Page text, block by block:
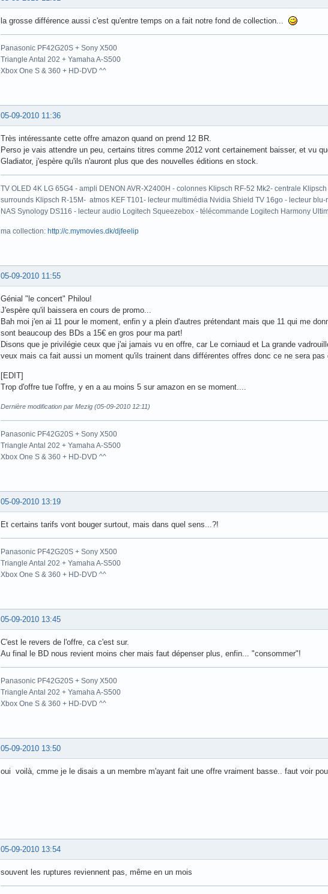
la grosse différence aussi c'est qu'entre temps on a fait notre fond de collection...
Panasonic PF42G20S + Sony X500
Triangle Antal 202 + Yamaha A-S500
Xbox One S & 360 + HD-DVD ^^
05-09-2010 11:36
Très intéressante cette offre amazon quand on prend 12 BR.
Perso je vais attendre un peu, certains titres comme 2012 vont certainement baisser, et vu
Gladiator, j'espère qu'ils n'auront plus que des nouvelles éditions en stock.
TV OLED 4K LG 65G4 - ampli DENON AVR-X2400H - colonnes Klipsch RF-52 Mk2- centrale
surrounds Klipsch R-15M- atmos KEF T101- lecteur multimédia Nvidia Shield TV 16go - lecteur
NAS Synology DS116 - lecteur audio Logitech Squeezebox - télécommande Logitech Harmony
ma collection: http://c.mymovies.dk/djfeelip
05-09-2010 11:55
Génial "le concert" Philou!
J'espère qu'il baissera en cours de promo...
Bah moi j'en ai 11 pour le moment, enfin y a plein d'autres prétendant mais que 11 qui me
sont beaucoup des BDs a 15€ en gros pour ma part!
Disons que je privilégie ceux que j'ai jamais vu en offre, car Le corniaud et La grande
veux mais ca fait aussi un moment qu'ils trainent dans différentes offres donc ce ne sera pas
[EDIT]
Trop d'offre tue l'offre, y en a au moins 5 sur amazon en se moment....
Dernière modification par Mezig (05-09-2010 12:11)
Panasonic PF42G20S + Sony X500
Triangle Antal 202 + Yamaha A-S500
Xbox One S & 360 + HD-DVD ^^
05-09-2010 13:19
Et certains tarifs vont bouger surtout, mais dans quel sens...?!
Panasonic PF42G20S + Sony X500
Triangle Antal 202 + Yamaha A-S500
Xbox One S & 360 + HD-DVD ^^
05-09-2010 13:45
C'est le revers de l'offre, ca c'est sur.
Au final le BD nous revient moins cher mais faut dépenser plus, enfin... "consommer"!
Panasonic PF42G20S + Sony X500
Triangle Antal 202 + Yamaha A-S500
Xbox One S & 360 + HD-DVD ^^
05-09-2010 13:50
oui voilà, cmme je le disais a un membre m'ayant fait une offre vraiment basse.. faut voir
05-09-2010 13:54
souvent les ruptures reviennent pas, même en un mois